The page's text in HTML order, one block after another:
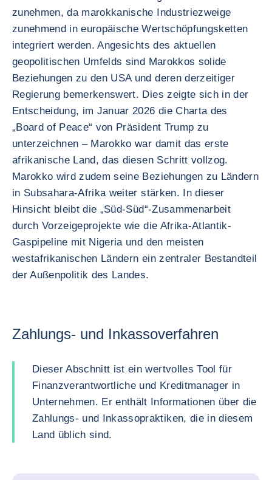
zunehmen, da marokkanische Industriezweige
zunehmend in europäische Wertschöpfungsketten
integriert werden. Angesichts des aktuellen
geopolitischen Umfelds sind Marokkos solide
Beziehungen zu den USA und deren derzeitiger
Regierung bemerkenswert. Dies zeigte sich in der
Entscheidung, im Januar 2026 die Charta des
„Board of Peace“ von Präsident Trump zu
unterzeichnen – Marokko war damit das erste
afrikanische Land, das diesen Schritt vollzog.
Marokko wird zudem seine Beziehungen zu Ländern
in Subsahara-Afrika weiter stärken. In dieser
Hinsicht bleibt die „Süd-Süd“-Zusammenarbeit
durch Vorzeigeprojekte wie die Afrika-Atlantik-
Gaspipeline mit Nigeria und den meisten
westafrikanischen Ländern ein zentraler Bestandteil
der Außenpolitik des Landes.
Zahlungs- und Inkassoverfahren
Dieser Abschnitt ist ein wertvolles Tool für
Finanzverantwortliche und Kreditmanager in
Unternehmen. Er enthält Informationen über die
Zahlungs- und Inkassopraktiken, die in diesem
Land üblich sind.